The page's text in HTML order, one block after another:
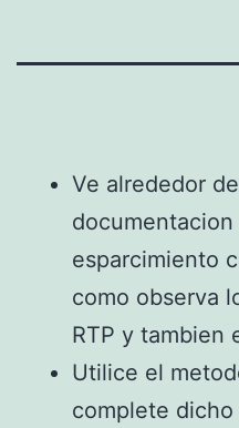
Ve alrededor
esparcimiento
como observa
RTP y tambien
Utilice el
complete